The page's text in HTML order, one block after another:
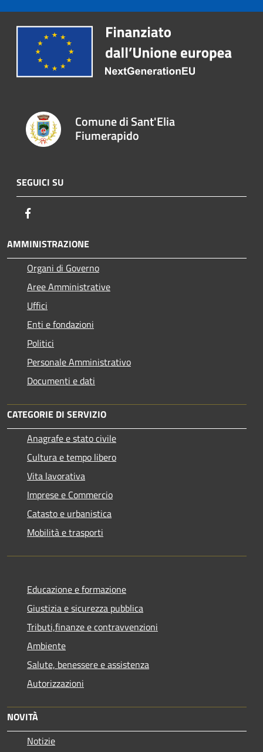
Comune di Sant'Elia
Fiumerapido
SEGUICI SU
AMMINISTRAZIONE
Organi di Governo
Aree Amministrative
Uffici
Enti e fondazioni
Politici
Personale Amministrativo
Documenti e dati
CATEGORIE DI SERVIZIO
Anagrafe e stato civile
Cultura e tempo libero
Vita lavorativa
Imprese e Commercio
Catasto e urbanistica
Mobilità e trasporti
Educazione e formazione
Giustizia e sicurezza pubblica
Tributi,finanze e contravvenzioni
Ambiente
Salute, benessere e assistenza
Autorizzazioni
NOVITÀ
Notizie